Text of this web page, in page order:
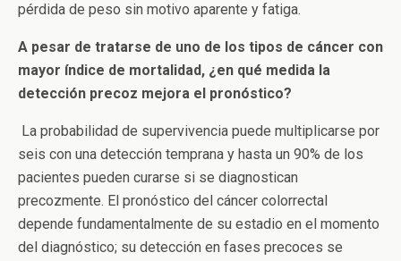
pérdida de peso sin motivo aparente y fatiga.
A pesar de tratarse de uno de los tipos de cáncer con
mayor índice de mortalidad, ¿en qué medida la
detección precoz mejora el pronóstico?
La probabilidad de supervivencia puede multiplicarse por
seis con una detección temprana y hasta un 90% de los
pacientes pueden curarse si se diagnostican
precozmente. El pronóstico del cáncer colorrectal
depende fundamentalmente de su estadio en el momento
del diagnóstico; su detección en fases precoces se